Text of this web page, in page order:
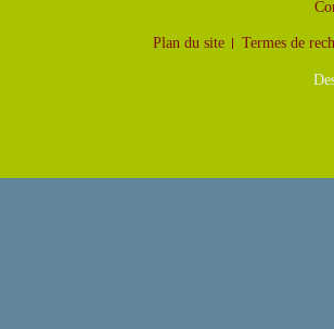
Plan du site Termes de